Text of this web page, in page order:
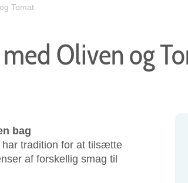
Tomat
Oliven og
bag
har tradition for at tilsætte
af forskellig smag til